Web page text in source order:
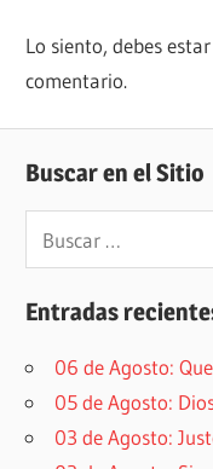
Lo siento, debes
comentario.
Buscar en el Sitio
Entradas
06 de Agosto:
05 de Agosto:
03 de Agosto: